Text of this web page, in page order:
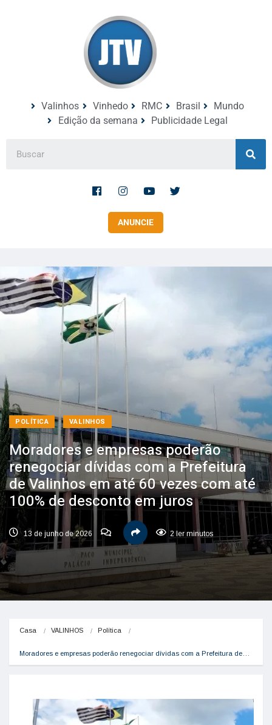
Valinhos Vinhedo RMC Brasil
Mundo
Edição da semana
Publicidade Legal
ANUNCIE
POLÍTICA VALINHOS
Moradores e empresas poderão
renegociar dívidas com a Prefeitura
de Valinhos em até 60 vezes com até
100% de desconto em juros
13 de junho de 2026 2 ler minutos
Casa VALINHOS Política
Moradores e empresas poderão renegociar dívidas com a Prefeitura de…